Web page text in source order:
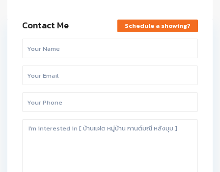
Contact Me Schedule a showing?